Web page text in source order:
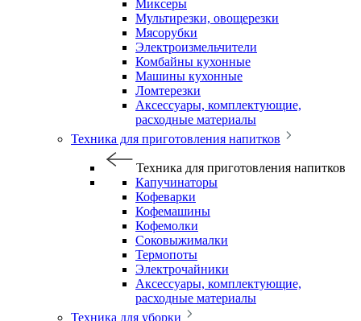
Миксеры
Мультирезки, овощерезки
Мясорубки
Электроизмельчители
Комбайны кухонные
Машины кухонные
Ломтерезки
Аксессуары, комплектующие,
расходные материалы
Техника для приготовления напитков
Техника для приготовления напитков
Капучинаторы
Кофеварки
Кофемашины
Кофемолки
Соковыжималки
Термопоты
Электрочайники
Аксессуары, комплектующие,
расходные материалы
Техника для уборки